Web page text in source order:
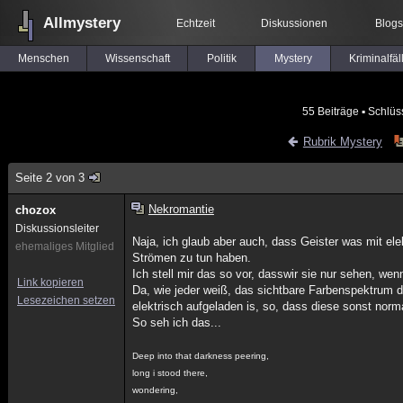
Allmystery Echtzeit Diskussionen Blogs
Menschen Wissenschaft Politik Mystery
55 Beiträge ▪
Rubrik Mystery
Seite 2 von 3
chozox
Diskussionsleiter
ehemaliges Mitglied
Link kopieren
Lesezeichen setzen
Nekromantie
Naja, ich glaub aber auch, dass Geister was mit
Strömen zu tun haben.
Ich stell mir das so vor, dasswir sie nur sehen,
Da, wie jeder weiß, das sichtbare Farbenspektrum
elektrisch aufgeladen is, so, dass diese sonst
So seh ich das...
Deep into that darkness peering,
long i stood there,
wondering,